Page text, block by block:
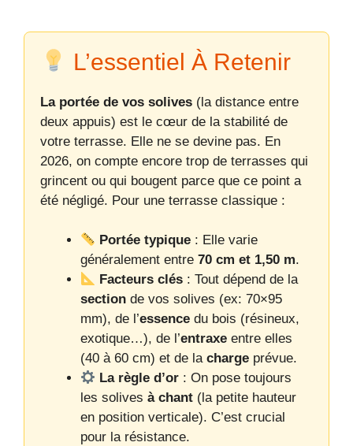
L’essentiel À Retenir
La portée de vos solives (la distance entre
deux appuis) est le cœur de la stabilité de
votre terrasse. Elle ne se devine pas. En
2026, on compte encore trop de terrasses qui
grincent ou qui bougent parce que ce point a
été négligé. Pour une terrasse classique :
Portée typique : Elle varie
généralement entre 70 cm et 1,50 m.
Facteurs clés : Tout dépend de la
section de vos solives (ex: 70×95
mm), de l’essence du bois (résineux,
exotique…), de l’entraxe entre elles
(40 à 60 cm) et de la charge prévue.
La règle d’or : On pose toujours
les solives à chant (la petite hauteur
en position verticale). C’est crucial
pour la résistance.